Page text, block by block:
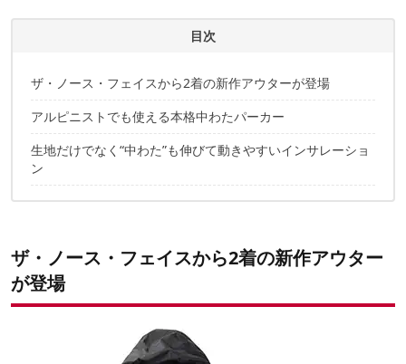
CAMP HACK編集部のプロフィール
目次
ザ・ノース・フェイスから2着の新作アウターが登場
アルピニストでも使える本格中わたパーカー
生地だけでなく“中わた”も伸びて動きやすいインサレーショ
ン
ザ・ノース・フェイスから2着の新作アウター
が登場